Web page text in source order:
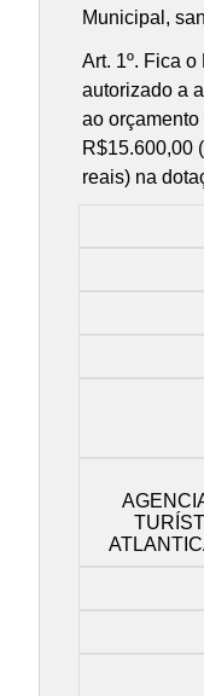
Municipal,
Art. 1º. Fica
autorizado a
ao
R$15.600,00
reais) na